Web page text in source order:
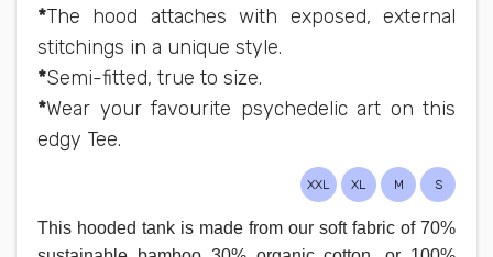
*The hood attaches with exposed, external
stitchings in a unique style.
*Semi-fitted, true to size.
*Wear your favourite psychedelic art on this
edgy Tee.
S
M
XL
XXL
This hooded tank is made from our soft fabric of 70%